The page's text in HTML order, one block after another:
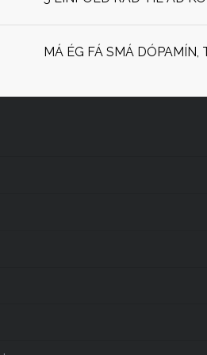
MÁ ÉG FÁ SMÁ DÓPAMÍN,